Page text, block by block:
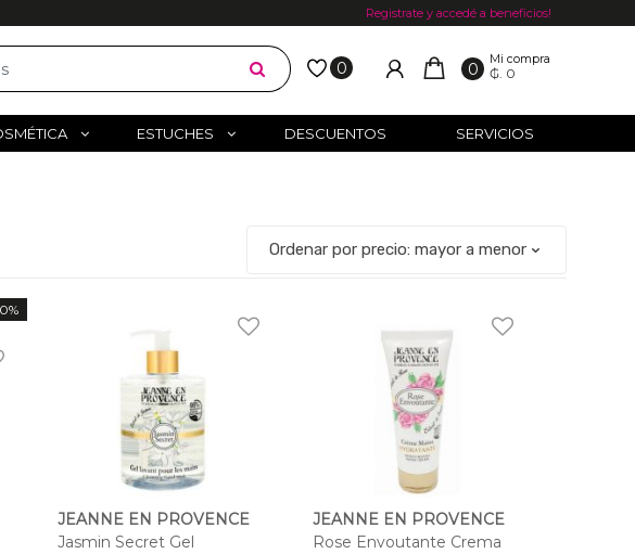
Registrate y accedé a beneficios!
0 0
Mi compra
₲. 0
ESTUCHES DESCUENTOS SERVICIOS
JEANNE EN PROVENCE
Jasmin Secret Gel
JEANNE EN PROVENCE
Rose Envoutante Crema